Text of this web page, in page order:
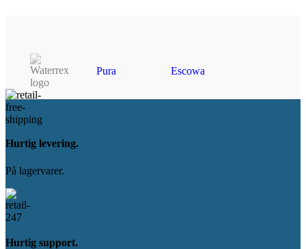
Pura Escowa
Hurtig levering.
På lagervarer.
Hurtig support.